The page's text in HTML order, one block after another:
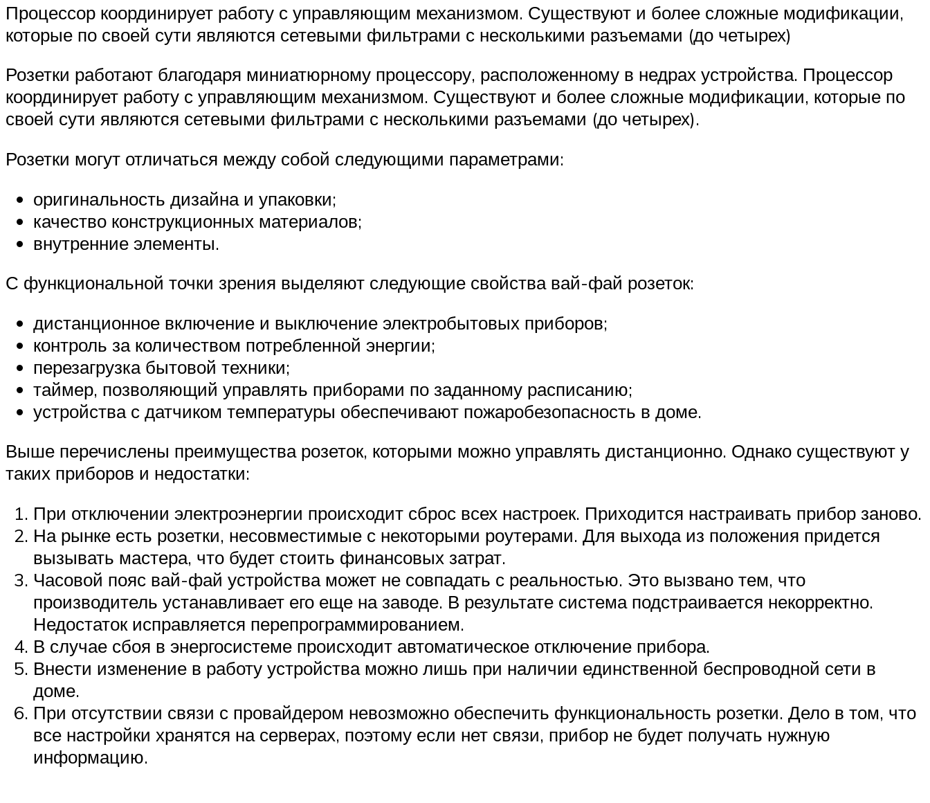
Процессор координирует работу с управляющим механизмом. Существуют и более сложные модификации,
которые по своей сути являются сетевыми фильтрами с несколькими разъемами (до четырех)
Розетки работают благодаря миниатюрному процессору, расположенному в недрах устройства. Процессор
координирует работу с управляющим механизмом. Существуют и более сложные модификации, которые по
своей сути являются сетевыми фильтрами с несколькими разъемами (до четырех).
Розетки могут отличаться между собой следующими параметрами:
оригинальность дизайна и упаковки;
качество конструкционных материалов;
внутренние элементы.
С функциональной точки зрения выделяют следующие свойства вай-фай розеток:
дистанционное включение и выключение электробытовых приборов;
контроль за количеством потребленной энергии;
перезагрузка бытовой техники;
таймер, позволяющий управлять приборами по заданному расписанию;
устройства с датчиком температуры обеспечивают пожаробезопасность в доме.
Выше перечислены преимущества розеток, которыми можно управлять дистанционно. Однако существуют у
таких приборов и недостатки:
При отключении электроэнергии происходит сброс всех настроек. Приходится настраивать прибор заново.
На рынке есть розетки, несовместимые с некоторыми роутерами. Для выхода из положения придется
вызывать мастера, что будет стоить финансовых затрат.
Часовой пояс вай-фай устройства может не совпадать с реальностью. Это вызвано тем, что
производитель устанавливает его еще на заводе. В результате система подстраивается некорректно.
Недостаток исправляется перепрограммированием.
В случае сбоя в энергосистеме происходит автоматическое отключение прибора.
Внести изменение в работу устройства можно лишь при наличии единственной беспроводной сети в
доме.
При отсутствии связи с провайдером невозможно обеспечить функциональность розетки. Дело в том, что
все настройки хранятся на серверах, поэтому если нет связи, прибор не будет получать нужную
информацию.